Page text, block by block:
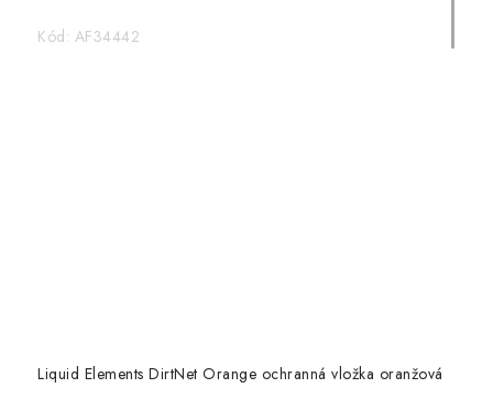
Kód: AF34442
Liquid Elements DirtNet Orange ochranná vložka oranžová